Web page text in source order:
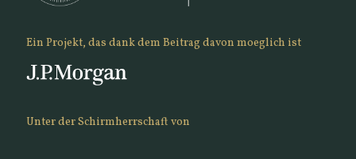
Ein Projekt, das dank dem Beitrag davon moeglich ist
Unter der Schirmherrschaft von